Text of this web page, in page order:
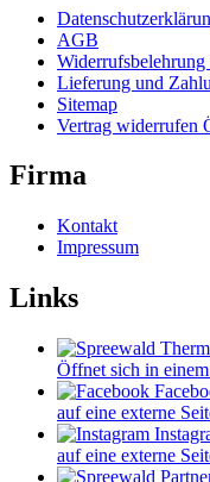
AGB
Lieferung und
Sitemap
Vertrag widerrufen
Firma
Kontakt
Impressum
Links
Öffnet sich in
auf eine externe
auf eine externe